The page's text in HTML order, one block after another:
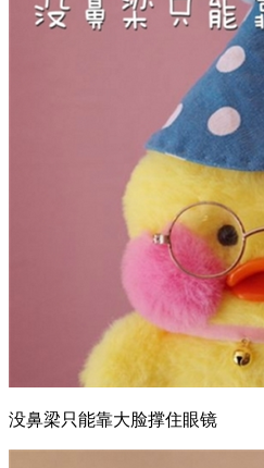
没鼻梁只能靠大脸撑住眼镜